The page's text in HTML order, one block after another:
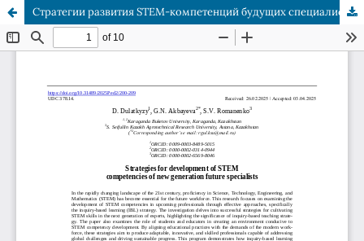
Стратегии развития STEM-компетенций будущих специалистов нового поколения